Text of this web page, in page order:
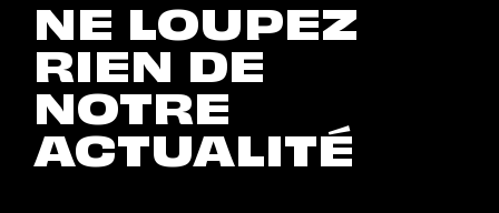
NE LOUPEZ
RIEN DE
NOTRE
ACTUALITÉ